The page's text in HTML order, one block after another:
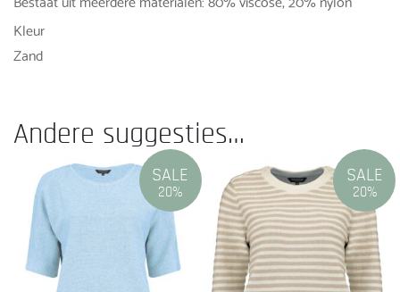
Kleur
Zand
Andere suggesties…
SALE
20%
SALE
20%